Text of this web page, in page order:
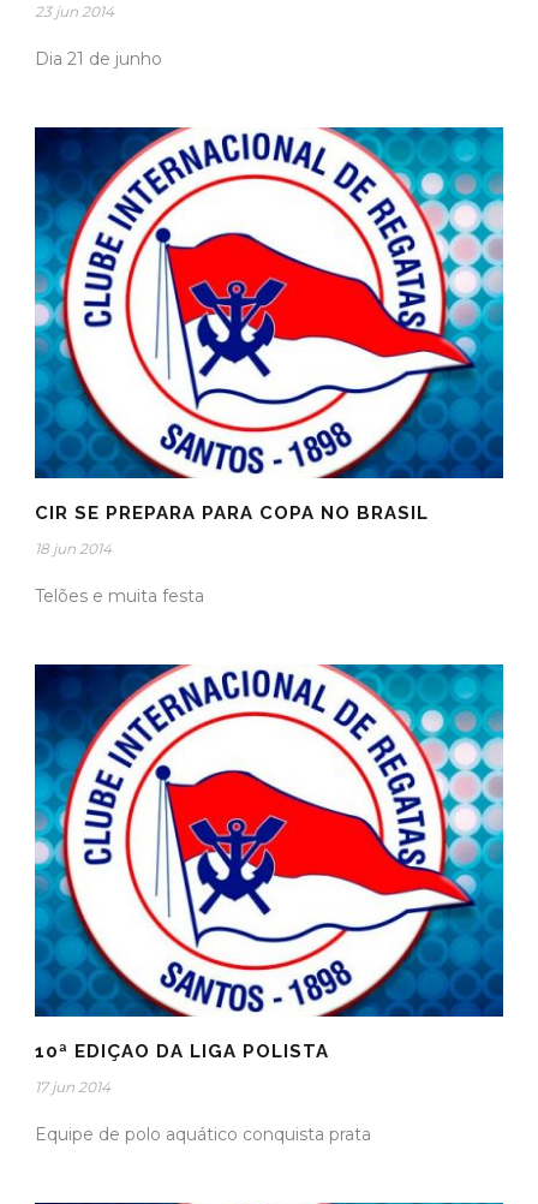
23 jun 2014
Dia 21 de junho
CIR SE PREPARA PARA COPA NO BRASIL
18 jun 2014
Telões e muita festa
10ª EDIÇAO DA LIGA POLISTA
17 jun 2014
Equipe de polo aquático conquista prata